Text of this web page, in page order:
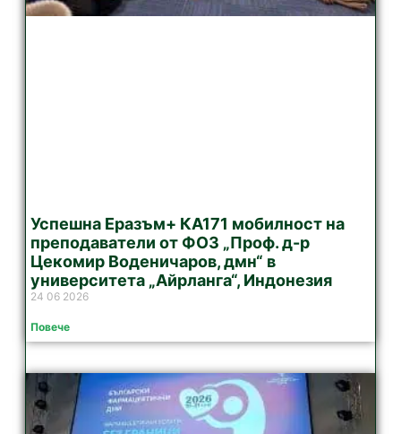
Успешна Еразъм+ КА171 мобилност на
преподаватели от ФОЗ „Проф. д-р
Цекомир Воденичаров, дмн“ в
университета „Айрланга“, Индонезия
24 06 2026
Повече